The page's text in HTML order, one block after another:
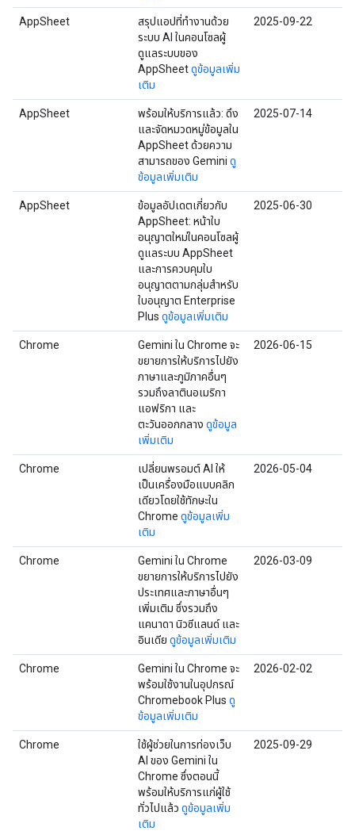
AppSheet
สรุปแอปที่ทำงานด้วย
ระบบ AI ในคอนโซลผู้
ดูแลระบบของ
AppSheetดูข้อมูลเพิ่ม
เติม
2025-09-22
AppSheet
พร้อมให้บริการแล้ว: ดึง
และจัดหมวดหมู่ข้อมูลใน
AppSheet ด้วยความ
สามารถของ Gemini ดู
ข้อมูลเพิ่มเติม
2025-07-14
AppSheet
ข้อมูลอัปเดตเกี่ยวกับ
AppSheet: หน้าใบ
อนุญาตใหม่ในคอนโซลผู้
ดูแลระบบ AppSheet
และการควบคุมใบ
อนุญาตตามกลุ่มสำหรับ
ใบอนุญาต Enterprise
Plus ดูข้อมูลเพิ่มเติม
2025-06-30
Chrome
Gemini ใน Chrome จะ
ขยายการให้บริการไปยัง
ภาษาและภูมิภาคอื่นๆ
รวมถึงลาตินอเมริกา
แอฟริกา และ
ตะวันออกกลาง ดูข้อมูล
เพิ่มเติม
2026-06-15
Chrome
เปลี่ยนพรอมต์ AI ให้
เป็นเครื่องมือแบบคลิก
เดียวโดยใช้ทักษะใน
Chrome ดูข้อมูลเพิ่ม
เติม
2026-05-04
Chrome
Gemini ใน Chrome
ขยายการให้บริการไปยัง
ประเทศและภาษาอื่นๆ
เพิ่มเติม ซึ่งรวมถึง
แคนาดา นิวซีแลนด์ และ
อินเดีย ดูข้อมูลเพิ่มเติม
2026-03-09
Chrome
Gemini ใน Chrome จะ
พร้อมใช้งานในอุปกรณ์
Chromebook Plus ดู
ข้อมูลเพิ่มเติม
2026-02-02
Chrome
ใช้ผู้ช่วยในการท่องเว็บ
AI ของ Gemini ใน
Chrome ซึ่งตอนนี้
พร้อมให้บริการแก่ผู้ใช้
ทั่วไปแล้ว ดูข้อมูลเพิ่ม
เติม
2025-09-29